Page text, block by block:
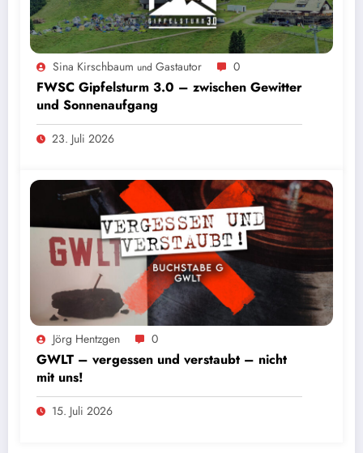
Sina Kirschbaum und Gastautor 0
FWSC Gipfelsturm 3.0 – zwischen Gewitter
und Sonnenaufgang
23. Juli 2026
Foto: Andres Valdes
Jörg Hentzgen 0
GWLT – vergessen und verstaubt – nicht
mit uns!
15. Juli 2026